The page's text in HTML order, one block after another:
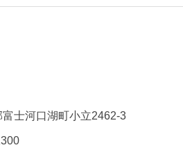
士河口湖町小立2462-3